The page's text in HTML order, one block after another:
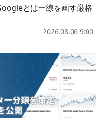
とは一線を画す厳格
2026.08.06 9:00